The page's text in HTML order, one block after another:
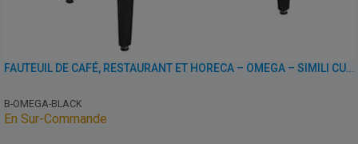
FAUTEUIL DE CAFÉ, RESTAURANT ET HORECA – OMEGA – SIMILI CUIR
B-OMEGA-BLACK
En Sur-Commande